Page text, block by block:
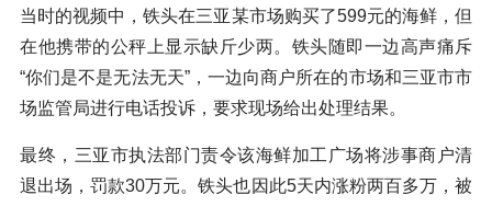
当时的视频中，铁头在三亚某市场购买了599元的海鲜，但
在他携带的公秤上显示缺斤少两。铁头随即一边高声痛斥
“你们是不是无法无天”，一边向商户所在的市场和三亚市市
场监管局进行电话投诉，要求现场给出处理结果。
最终，三亚市执法部门责令该海鲜加工广场将涉事商户清
退出场，罚款30万元。铁头也因此5天内涨粉两百多万，被